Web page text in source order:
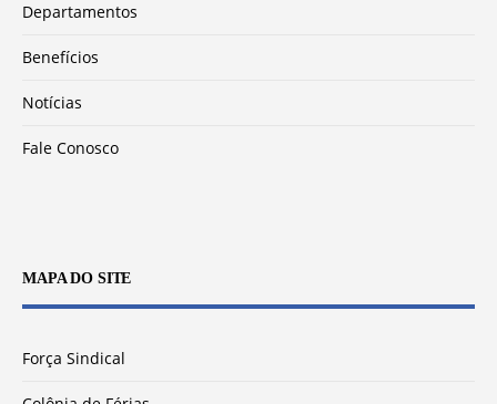
Departamentos
Benefícios
Notícias
Fale Conosco
MAPA DO SITE
Força Sindical